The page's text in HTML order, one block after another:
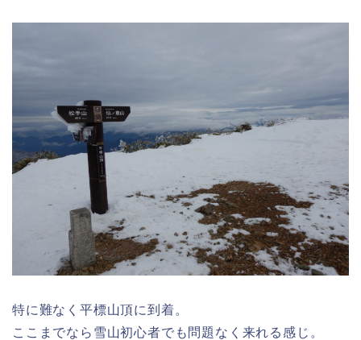
特に難なく平標山頂に到着。
ここまでなら雪山初心者でも問題なく来れる感じ。